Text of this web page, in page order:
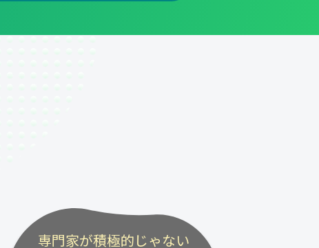
専門家が積極的じゃない